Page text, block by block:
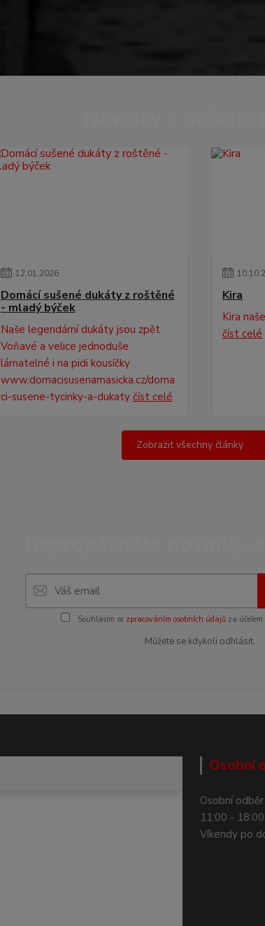
12.01.2026
Domácí sušené dukáty z roštěné
- mladý býček
Naše legendární dukáty jsou zpět
Voňavé a velice jednoduše
lámatelné i na pidi kousíčky
www.domacisusenamasicka.cz/doma
ci-susene-tycinky-a-dukaty číst celé
10.10.
Kira
Kira
číst celé
Zobrazit všechny články
Souhlasím se zpracováním osobních údajůza účelem
Můžete se kdykoli odhlásit.
Osobní
Osobní
11:00 - 18:00.
Víkendy po